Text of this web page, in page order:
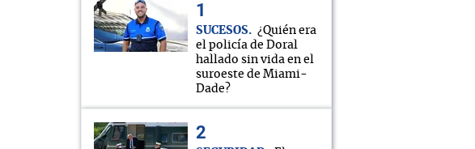
SUCESOS
¿Quién era
el policía de Doral
hallado sin vida en el
suroeste de Miami-
Dade?